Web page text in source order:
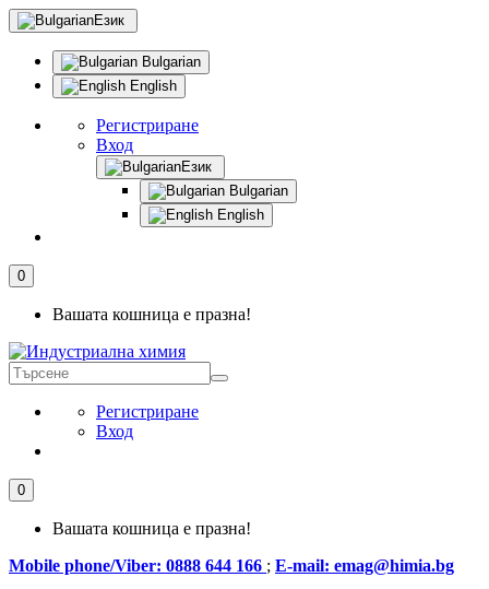
Език
Bulgarian
English
Регистриране
Вход
Език
Bulgarian
English
0
Вашата кошница е празна!
Регистриране
Вход
0
Вашата кошница е празна!
Mobile phone/Viber: 0888 644 166 ; E-mail: emag@himia.bg